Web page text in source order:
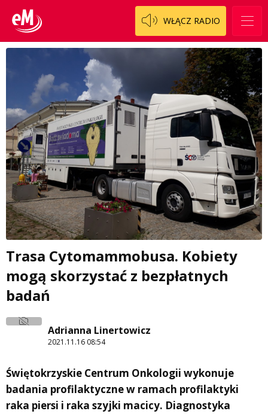
WŁĄCZ RADIO
Trasa Cytomammobusa. Kobiety
mogą skorzystać z bezpłatnych
badań
Adrianna Linertowicz
2021.11.16 08:54
Świętokrzyskie Centrum Onkologii wykonuje
badania profilaktyczne w ramach profilaktyki
raka piersi i raka szyjki macicy. Diagnostyka